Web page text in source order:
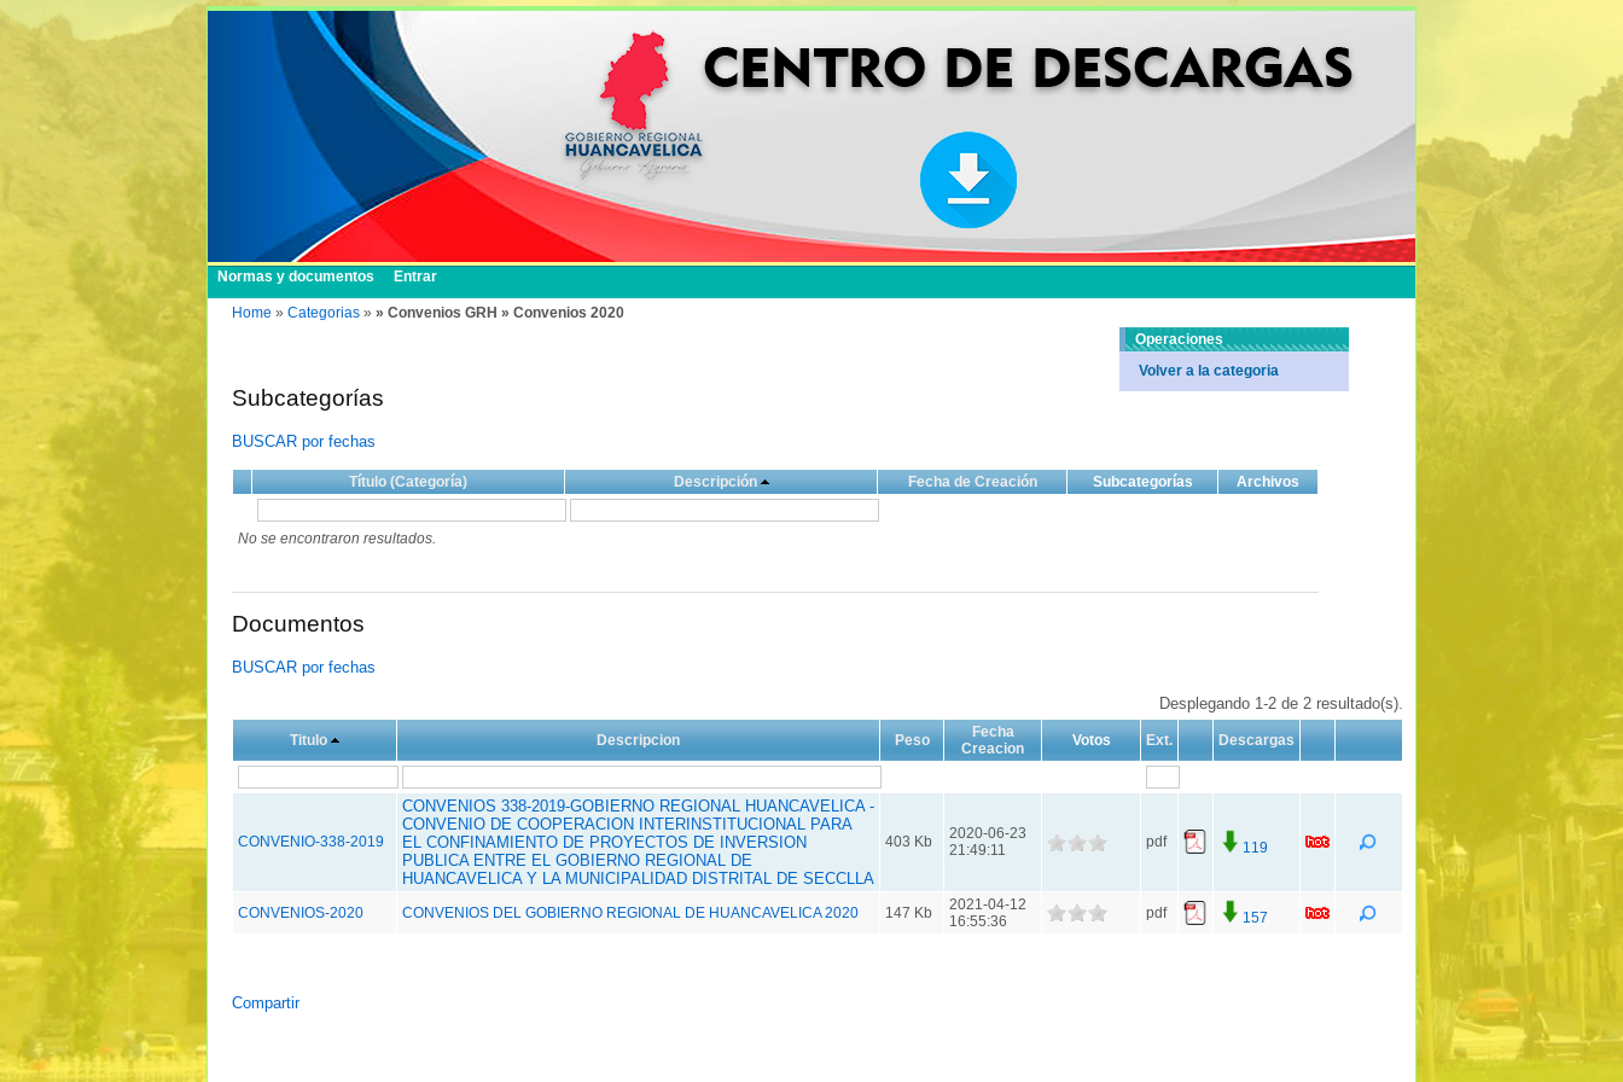
Normas y documentos Entrar
Home » Categorias » » Convenios GRH » Convenios 2020
Subcategorías
BUSCAR por fechas
Título (Categoría) Descripción Fecha de Creación Subcategorías Archivos
No se encontraron resultados.
Documentos
BUSCAR por fechas
Desplegando 1-2 de 2 resultado(s).
Titulo Descripcion Peso
Fecha
Creacion
Votos Ext. Descargas
CONVENIO-338-2019
CONVENIOS 338-2019-GOBIERNO REGIONAL HUANCAVELICA -
CONVENIO DE COOPERACION INTERINSTITUCIONAL PARA
EL CONFINAMIENTO DE PROYECTOS DE INVERSION
PUBLICA ENTRE EL GOBIERNO REGIONAL DE
HUANCAVELICA Y LA MUNICIPALIDAD DISTRITAL DE SECCLLA
403 Kb
2020-06-23
21:49:11
pdf 119
CONVENIOS-2020 CONVENIOS DEL GOBIERNO REGIONAL DE HUANCAVELICA 2020 147 Kb
2021-04-12
16:55:36
pdf 157
Compartir
Operaciones
Volver a la categoria